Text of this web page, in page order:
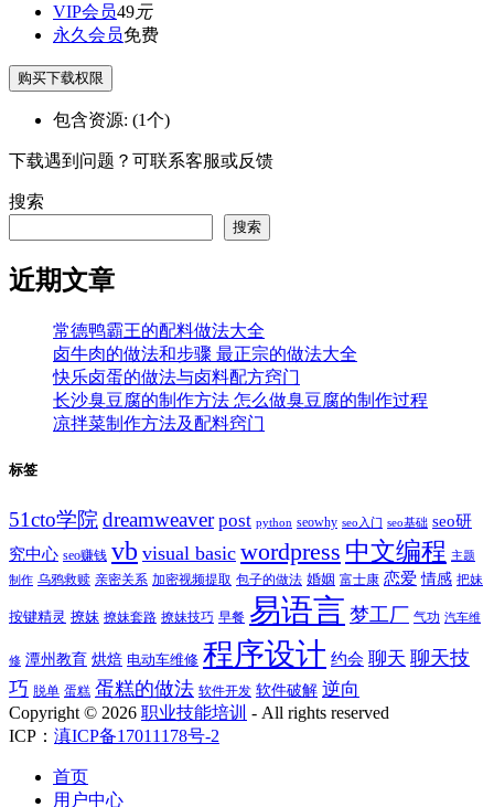
VIP会员49元
永久会员免费
购买下载权限
包含资源: (1个)
下载遇到问题？可联系客服或反馈
搜索
搜索
近期文章
常德鸭霸王的配料做法大全
卤牛肉的做法和步骤 最正宗的做法大全
快乐卤蛋的做法与卤料配方窍门
长沙臭豆腐的制作方法 怎么做臭豆腐的制作过程
凉拌菜制作方法及配料窍门
标签
51cto学院dreamweaver post python seowhy seo入门 seo基础 seo研
究中心 seo赚钱 vb visual basic wordpress 中文编程 主题
制作 乌鸦救赎 亲密关系 加密视频提取 包子的做法 婚姻 富士康 恋爱 情感 把妹
按键精灵 撩妹 撩妹套路 撩妹技巧 早餐 易语言 梦工厂 气功 汽车维
修 潭州教育 烘焙 电动车维修 程序设计 约会 聊天 聊天技
巧 脱单 蛋糕 蛋糕的做法 软件开发 软件破解 逆向
Copyright © 2026 职业技能培训 - All rights reserved
ICP： 滇ICP备17011178号-2
首页
用户中心